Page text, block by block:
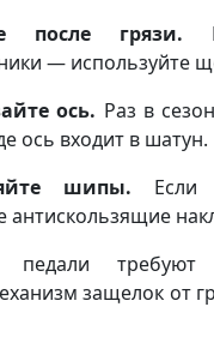
после грязи.
— используйте
ось. Раз в
ось входит в шатун.
шипы. Если
антискользящие
педали
защелок от